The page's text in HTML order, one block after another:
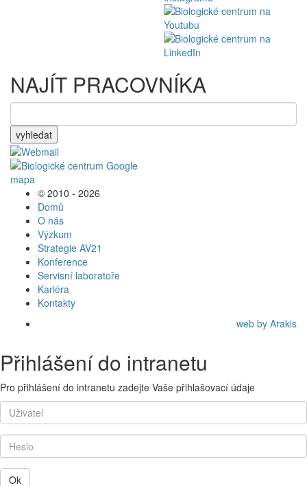
NAJÍT PRACOVNÍKA
vyhledat
© 2010 - 2026
Domů
O nás
Výzkum
Strategie AV21
Konference
Servisní laboratoře
Kariéra
Kontakty
web by Arakis
Přihlášení do intranetu
Pro přihlášení do intranetu zadejte Vaše přihlašovací údaje
Ok